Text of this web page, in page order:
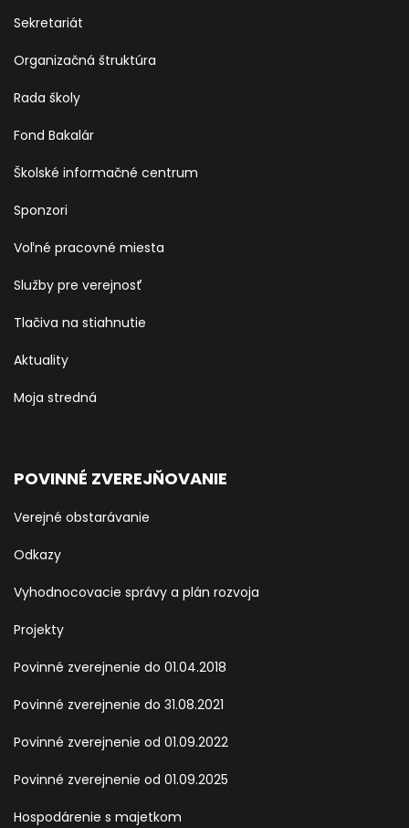
Sekretariát
Organizačná štruktúra
Rada školy
Fond Bakalár
Školské informačné centrum
Sponzori
Voľné pracovné miesta
Služby pre verejnosť
Tlačiva na stiahnutie
Aktuality
Moja stredná
POVINNÉ ZVEREJŇOVANIE
Verejné obstarávanie
Odkazy
Vyhodnocovacie správy a plán rozvoja
Projekty
Povinné zverejnenie do 01.04.2018
Povinné zverejnenie do 31.08.2021
Povinné zverejnenie od 01.09.2022
Povinné zverejnenie od 01.09.2025
Hospodárenie s majetkom